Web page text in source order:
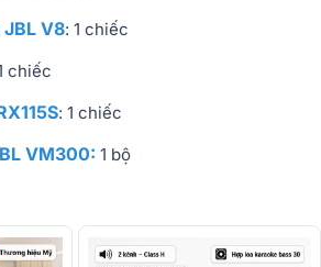
V8: 1 chiếc
chiếc
: 1 chiếc
VM300: 1 bộ